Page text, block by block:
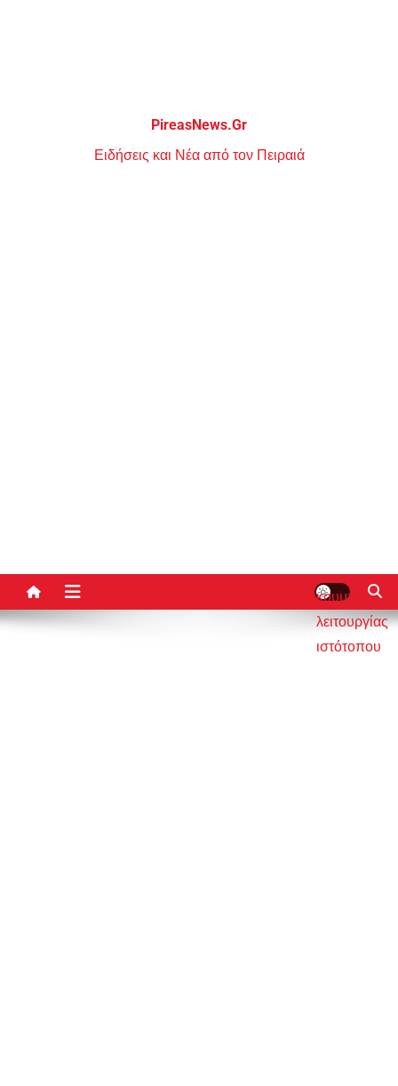
PireasNews.Gr
Ειδήσεις και Νέα από τον Πειραιά
κουμπί
λειτουργίας
ιστότοπου